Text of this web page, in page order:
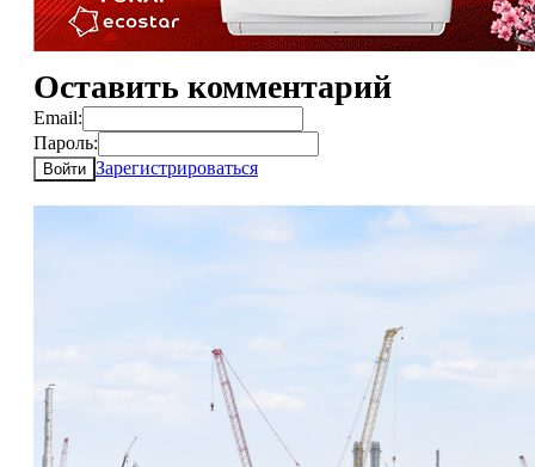
Оставить комментарий
Email:
Пароль:
Войти Зарегистрироваться